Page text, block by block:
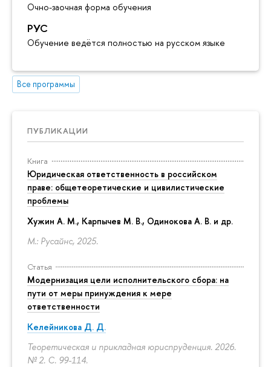
Очно-заочная форма обучения
РУС
Обучение ведётся полностью на русском языке
Все программы
ПУБЛИКАЦИИ
Книга
Юридическая ответственность в российском
праве: общетеоретические и цивилистические
проблемы
Хужин А. М., Карпычев М. В., Одинокова А. В. и др.
М.: Русайнс, 2025.
Статья
Модернизация цели исполнительского сбора: на
пути от меры принуждения к мере
ответственности
Келейникова Д. Д.
Теоретическая и прикладная юриспруденция. 2026.
№ 2. С. 99-114.